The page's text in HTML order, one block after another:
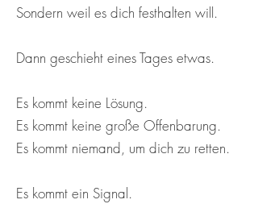
Sondern weil es dich festhalten will.
Dann geschieht eines Tages etwas.
Es kommt keine Lösung.
Es kommt keine große Offenbarung.
Es kommt niemand, um dich zu retten.
Es kommt ein Signal.